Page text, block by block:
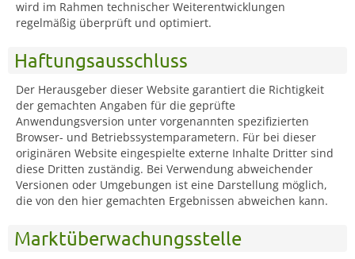
wird im Rahmen technischer Weiterentwicklungen
regelmäßig überprüft und optimiert.
Haftungsausschluss
Der Herausgeber dieser Website garantiert die Richtigkeit
der gemachten Angaben für die geprüfte
Anwendungsversion unter vorgenannten spezifizierten
Browser- und Betriebssystemparametern. Für bei dieser
originären Website eingespielte externe Inhalte Dritter sind
diese Dritten zuständig. Bei Verwendung abweichender
Versionen oder Umgebungen ist eine Darstellung möglich,
die von den hier gemachten Ergebnissen abweichen kann.
Marktüberwachungsstelle